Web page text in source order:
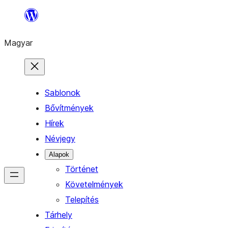
Ugrás
tartalomhoz
Magyar
Sablonok
Bővítmények
Hírek
Névjegy
Alapok
Történet
Követelmények
Telepítés
Tárhely